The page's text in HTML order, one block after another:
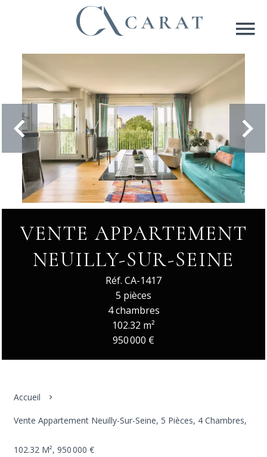
VENTE APPARTEMENT
NEUILLY-SUR-SEINE
Réf. CA-1417
5 pièces
4 chambres
102.32 m²
950 000 €
Accueil
Vente Appartement Neuilly-Sur-Seine, 5 Pièces, 4 Chambres,
102.32 M², 950 000 €